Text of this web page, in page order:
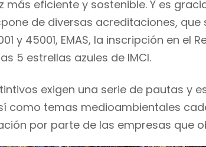
más eficiente y sostenible. Y es
de diversas acreditaciones,
y 45001, EMAS, la inscripción en el
5 estrellas azules de IMCI.
exigen una serie de pautas y
como temas medioambientales
por parte de las empresas que